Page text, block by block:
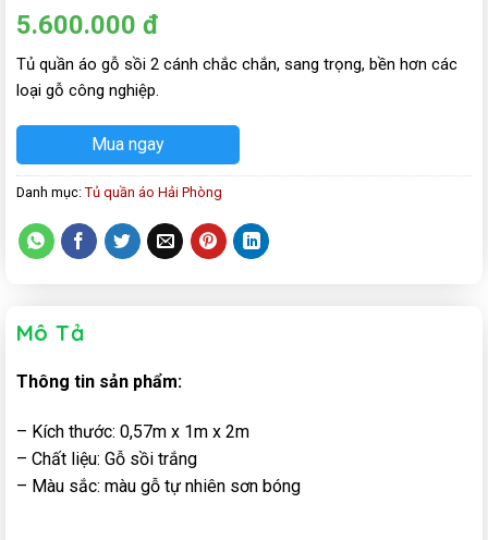
5.600.000 đ
Tủ quần áo gỗ sồi 2 cánh chắc chắn, sang trọng, bền hơn các
loại gỗ công nghiệp.
Mua ngay
Danh mục: Tủ quần áo Hải Phòng
Mô Tả
Thông tin sản phẩm:
– Kích thước: 0,57m x 1m x 2m
– Chất liệu: Gỗ sồi trắng
– Màu sắc: màu gỗ tự nhiên sơn bóng